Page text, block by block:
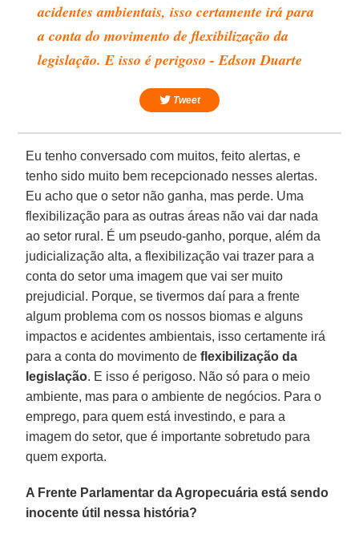
acidentes ambientais, isso certamente irá para
a conta do movimento de flexibilização da
legislação. E isso é perigoso - Edson Duarte
Tweet
Eu tenho conversado com muitos, feito alertas, e
tenho sido muito bem recepcionado nesses alertas.
Eu acho que o setor não ganha, mas perde. Uma
flexibilização para as outras áreas não vai dar nada
ao setor rural. É um pseudo-ganho, porque, além da
judicialização alta, a flexibilização vai trazer para a
conta do setor uma imagem que vai ser muito
prejudicial. Porque, se tivermos daí para a frente
algum problema com os nossos biomas e alguns
impactos e acidentes ambientais, isso certamente irá
para a conta do movimento deflexibilização da
legislação. E isso é perigoso. Não só para o meio
ambiente, mas para o ambiente de negócios. Para o
emprego, para quem está investindo, e para a
imagem do setor, que é importante sobretudo para
quem exporta.
A Frente Parlamentar da Agropecuária está sendo
inocente útil nessa história?